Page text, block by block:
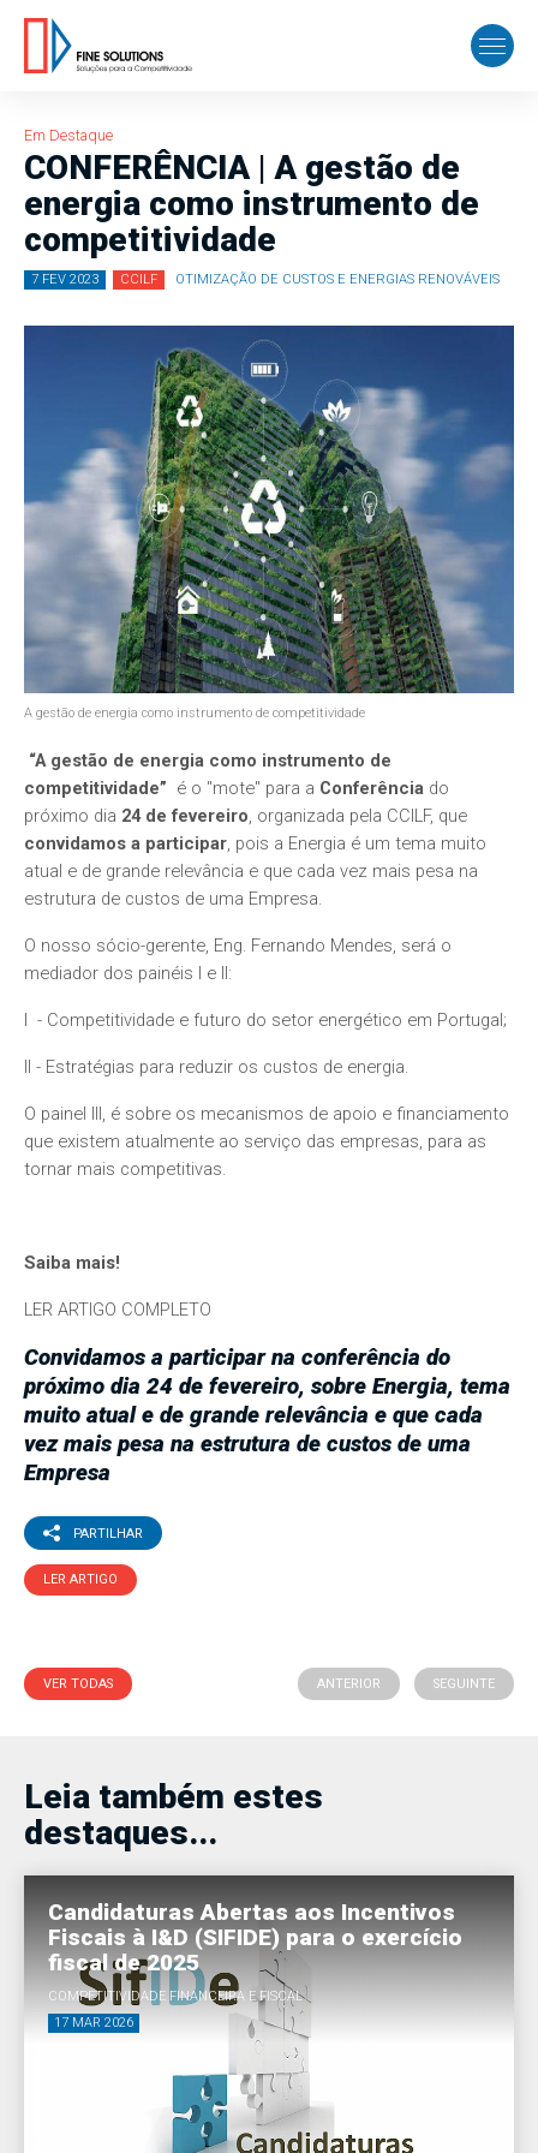
Em Destaque
CONFERÊNCIA | A gestão de
energia como instrumento de
competitividade
7 FEV 2023 CCILF OTIMIZAÇÃO DE CUSTOS E ENERGIAS RENOVÁVEIS
A gestão de energia como instrumento de competitividade
“A gestão de energia como instrumento de
competitividade” é o "mote" para a Conferência do
próximo dia 24 de fevereiro, organizada pela CCILF, que
convidamos a participar, pois a Energia é um tema muito
atual e de grande relevância e que cada vez mais pesa na
estrutura de custos de uma Empresa.
O nosso sócio-gerente, Eng. Fernando Mendes, será o
mediador dos painéis I e II:
I - Competitividade e futuro do setor energético em Portugal;
II - Estratégias para reduzir os custos de energia.
O painel III, é sobre os mecanismos de apoio e financiamento
que existem atualmente ao serviço das empresas, para as
tornar mais competitivas.
Saiba mais!
LER ARTIGO COMPLETO
Convidamos a participar na conferência do
próximo dia 24 de fevereiro, sobre Energia, tema
muito atual e de grande relevância e que cada
vez mais pesa na estrutura de custos de uma
Empresa
PARTILHAR
LER ARTIGO
VER TODAS ANTERIOR SEGUINTE
Leia também estes
destaques...
Candidaturas Abertas aos Incentivos
Fiscais à I&D (SIFIDE) para o exercício
fiscal de 2025
COMPETITIVIDADE FINANCEIRA E FISCAL
17 MAR 2026